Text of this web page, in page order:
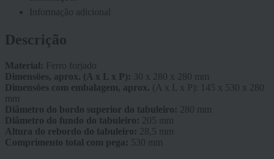
Informação adicional
Descrição
Material: Ferro forjado
Dimensões, aprox. (A x L x P):
30 x 280 x 280 mm
Dimensões com embalagem, aprox. (A x L x P): 145 x 530 x 280
mm
Diâmetro do bordo superior do tabuleiro:
280 mm
Diâmetro do fundo do tabuleiro:
205 mm
Altura do rebordo do tabuleiro:
28,5 mm
Comprimento total com pega: 530 mm